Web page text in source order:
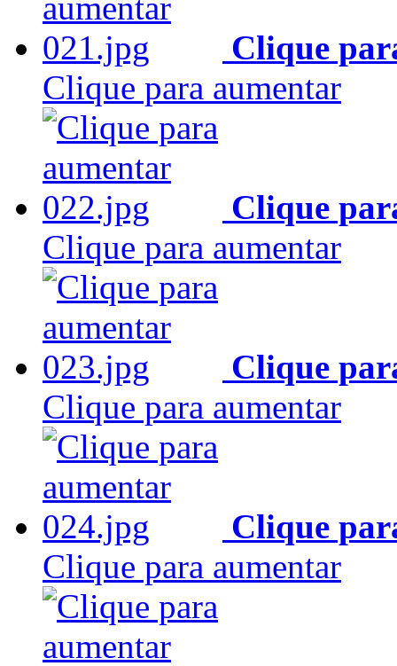
Clique
Clique para aumentar
Clique
Clique para aumentar
Clique
Clique para aumentar
Clique
Clique para aumentar